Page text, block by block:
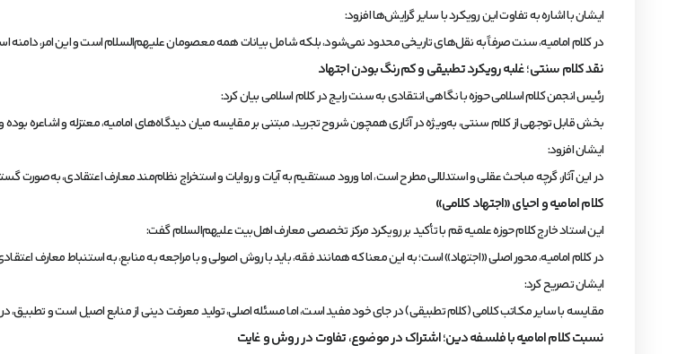
ایشان با اشاره به تفاوت این رویکرد با سایر گرایش‌ها افزود:
در کلام امامیه، سنت صرفاً به نقل‌های تاریخی محدود نمی‌شود، بلکه شامل بیانات همه معصومان علیهم‌السلام است و این امر، دامنه
نقد کلام سنتی؛ غلبه رویکرد تطبیقی و کم‌رنگ بودن اجتهاد
رئیس انجمن کلام اسلامی حوزه با نگاهی انتقادی به سنت رایج در کلام اسلامی بیان کرد:
بخش قابل توجهی از کلام سنتی، به‌ویژه در آثاری همچون شروح تجرید، مبتنی بر مقایسه میان دیدگاه‌های امامیه، معتزله و اشاعره بوده
ایشان افزود:
در این آثار، گرچه مباحث عقلی و استدلالی مطرح است، اما ورود مستقیم به آیات و روایات و استخراج نظام‌مند معارف اعتقادی، به‌صورت
کلام امامیه و احیای «اجتهاد کلامی»
این استاد خارج کلام حوزه علمیه قم با تأکید بر رویکرد مرکز تخصصی معارف اهل‌بیت علیهم‌السلام گفت:
در کلام امامیه، محور اصلی «اجتهاد» است؛ به این معنا که همانند فقه، باید با روش اصولی و با مراجعه به منابع، به استنباط معارف
ایشان تصریح کرد:
مقایسه با سایر مکاتب کلامی (کلام تطبیقی) در جای خود مفید است، اما مسئله اصلی، تولید معرفت دینی از منابع اصیل است و تطبیق، در
نسبت کلام امامیه با فلسفه دین؛ اشتراک در موضوع، تفاوت در روش و غایت